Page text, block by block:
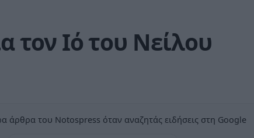
τον Ιό του Νείλου
άρθρα του Notospress όταν αναζητάς ειδήσεις στη Google